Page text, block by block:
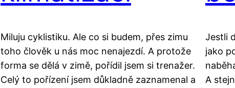
Miluju cyklistiku. Ale co si budem, přes zimu
toho člověk u nás moc nenajezdí. A protože
forma se dělá v zimě, pořídil jsem si trenažer.
Celý to pořízení jsem důkladně zaznamenal a
Jestli
jako
A